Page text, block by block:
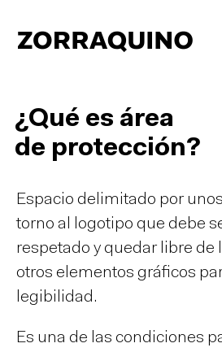
¿Qué es área
de protección?
Espacio delimitado por
torno al logotipo que debe
respetado y quedar libre de
otros elementos gráficos
legibilidad.
Es una de las condiciones